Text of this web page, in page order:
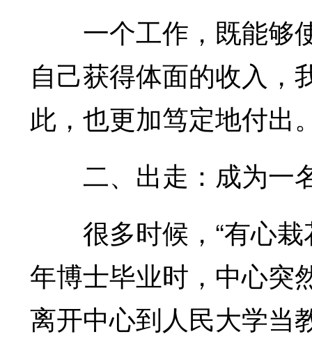
一个工作，既能够
自己获得体面的收入，
此，也更加笃定地付出
二、出走：成为一
很多时候，“有心栽
年博士毕业时，中心突
离开中心到人民大学当